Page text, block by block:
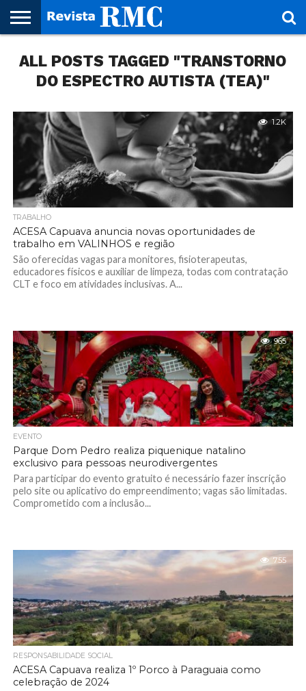
REVISTA
RMC
PROJETO
CULTURAL
RMC – 20
CIDADES
ARTE &
CULTURA
NOTÍCIAS
CORPORATIVAS
EDIÇÕES
ANTERIORES
PARCEIROS
FAÇA
O
SEU
SITE!
FALE
CONOSCO
ALL POSTS TAGGED "TRANSTORNO
DO ESPECTRO AUTISTA (TEA)"
1.2K
TRABALHO
ACESA Capuava anuncia novas oportunidades de
trabalho em VALINHOS e região
São oferecidas vagas para monitores, fisioterapeutas,
educadores físicos e auxiliar de limpeza, todas com contratação
CLT e foco em atividades inclusivas. A...
965
EVENTO
Parque Dom Pedro realiza piquenique natalino
exclusivo para pessoas neurodivergentes
Para participar do evento gratuito é necessário fazer inscrição
pelo site ou aplicativo do empreendimento; vagas são limitadas.
Comprometido com a inclusão...
755
RESPONSABILIDADE SOCIAL
ACESA Capuava realiza 1º Porco à Paraguaia como
celebração de 2024